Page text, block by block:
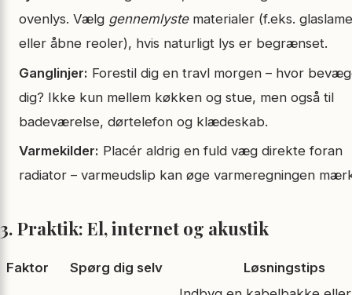
ovenlys. Vælg gennemlystematerialer (f.eks.
eller åbne reoler), hvis naturligt lys er begrænset.
Ganglinjer: Forestil dig en travl morgen – hvor
dig? Ikke kun mellem køkken og stue, men også til
badeværelse, dørtelefon og klædeskab.
Varmekilder: Placér aldrig en fuld væg direkte foran
radiator – varmeudslip kan øge varmeregningen
3. Praktik: El, internet og akustik
Faktor Spørg dig selv Løsningstips